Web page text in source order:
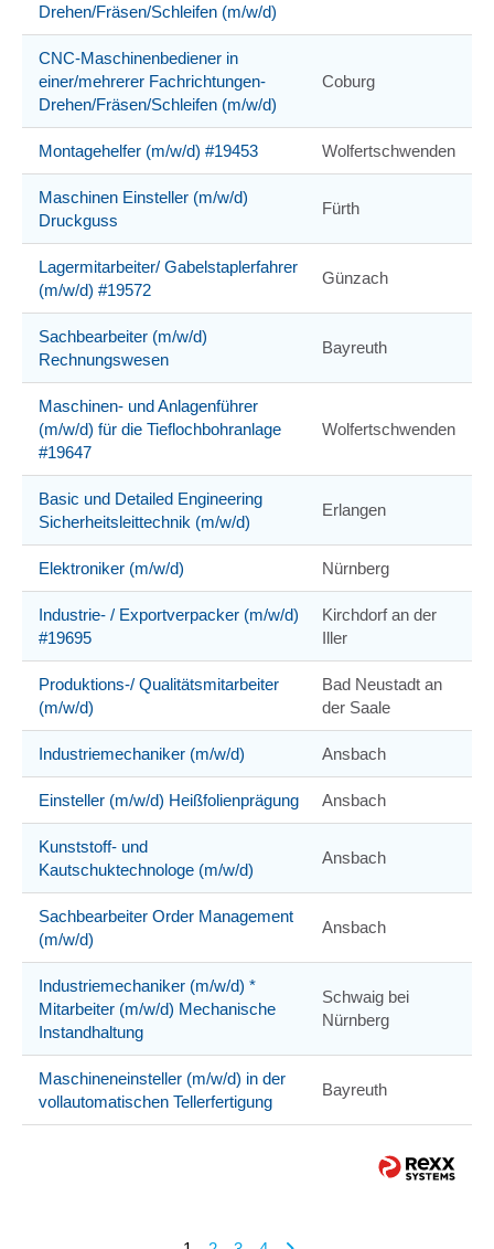
Drehen/Fräsen/Schleifen (m/w/d)
CNC-Maschinenbediener in
einer/mehrerer Fachrichtungen-
Drehen/Fräsen/Schleifen (m/w/d)
Coburg
Montagehelfer (m/w/d) #19453 Wolfertschwenden
Maschinen Einsteller (m/w/d)
Druckguss
Fürth
Lagermitarbeiter/ Gabelstaplerfahrer
(m/w/d) #19572
Günzach
Sachbearbeiter (m/w/d)
Rechnungswesen
Bayreuth
Maschinen- und Anlagenführer
(m/w/d) für die Tieflochbohranlage
#19647
Wolfertschwenden
Basic und Detailed Engineering
Sicherheitsleittechnik (m/w/d)
Erlangen
Elektroniker (m/w/d) Nürnberg
Industrie- / Exportverpacker (m/w/d)
#19695
Kirchdorf an der
Iller
Produktions-/ Qualitätsmitarbeiter
(m/w/d)
Bad Neustadt an
der Saale
Industriemechaniker (m/w/d) Ansbach
Einsteller (m/w/d) Heißfolienprägung Ansbach
Kunststoff- und
Kautschuktechnologe (m/w/d)
Ansbach
Sachbearbeiter Order Management
(m/w/d)
Ansbach
Industriemechaniker (m/w/d) *
Mitarbeiter (m/w/d) Mechanische
Instandhaltung
Schwaig bei
Nürnberg
Maschineneinsteller (m/w/d) in der
vollautomatischen Tellerfertigung
Bayreuth